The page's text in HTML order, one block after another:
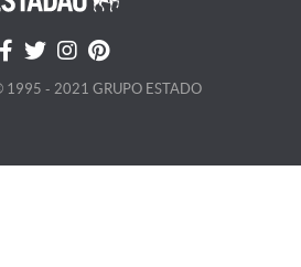
1995 - 2021 GRUPO ESTADO